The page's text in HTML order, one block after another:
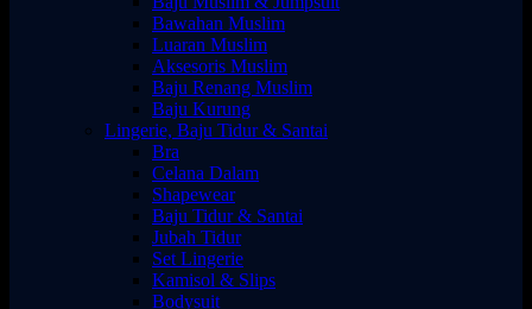
Bawahan Muslim
Luaran Muslim
Aksesoris Muslim
Baju Renang Muslim
Baju Kurung
Lingerie, Baju Tidur & Santai
Bra
Celana Dalam
Shapewear
Baju Tidur & Santai
Jubah Tidur
Set Lingerie
Kamisol & Slips
Bodysuit